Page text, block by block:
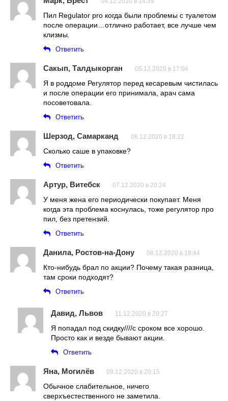
Пил Regulator pro когда были проблемы с туалетом
после операции…отлично работает, все лучше чем
клизмы.
Ответить
Сакып, Талдыкорган 05.12.2020 в 17:04
Я в роддоме Регулятор перед кесаревым чистилась
и после операции его принимала, арач сама
посоветовала.
Ответить
Шерзод, Самарканд 06.12.2020 в 18:22
Сколько саше в упаковке?
Ответить
Артур, Витебск 07.12.2020 в 20:24
У меня жена его периодически покупает. Меня
когда эта проблема коснулась, тоже регулятор про
пил, без претензий.
Ответить
Данила, Ростов-на-Дону 08.12.2020 в 18:44
Кто-нибудь брал по акции? Почему такая разница,
там сроки подходят?
Ответить
Давид, Львов 11.12.2020 в 20:27
Я попадал под скидку////с сроком все хорошо.
Просто как и везде бывают акции.
Ответить
Яна, Могилёв 09.12.2020 в 20:15
Обычное слабительное, ничего
сверхъестественного не заметила.